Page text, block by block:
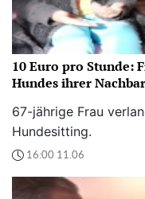
10 Euro pro Stunde:
Hundes ihrer
67-jährige Frau
Hundesitting.
16:00 11.06